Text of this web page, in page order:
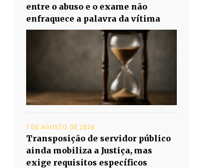
entre o abuso e o exame não
enfraquece a palavra da vítima
7 DE AGOSTO DE 2026
Transposição de servidor público
ainda mobiliza a Justiça, mas
exige requisitos específicos